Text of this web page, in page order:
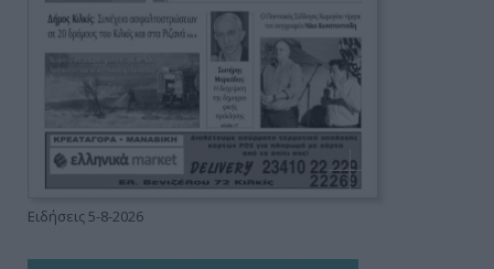
Ειδήσεις 5-8-2026